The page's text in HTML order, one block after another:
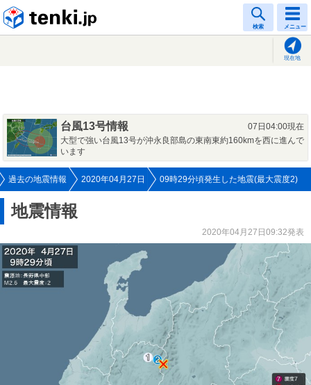
検索 メニュー
現在地
台風13号情報
07日04:00現在
大型で強い台風13号が沖永良部島の東南東約160kmを西に進んで
います
過去の地震情報 2020年04月27日 09時29分頃発生した地震(最大震度2)
地震情報
2020年04月27日09:32発表